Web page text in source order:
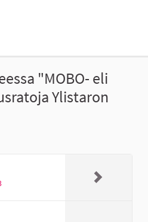
"MOBO- eli
Ylistaron